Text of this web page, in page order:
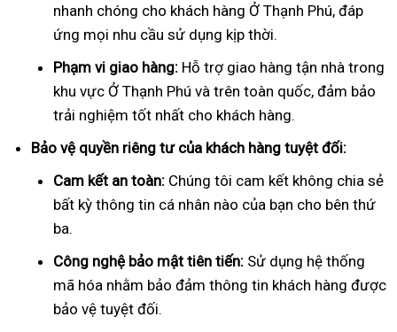
nhanh chóng cho khách hàng Ở Thạnh Phú, đáp
ứng mọi nhu cầu sử dụng kịp thời.
Phạm vi giao hàng: Hỗ trợ giao hàng tận nhà trong
khu vực Ở Thạnh Phú và trên toàn quốc, đảm bảo
trải nghiệm tốt nhất cho khách hàng.
Bảo vệ quyền riêng tư của khách hàng tuyệt đối:
Cam kết an toàn: Chúng tôi cam kết không chia sẻ
bất kỳ thông tin cá nhân nào của bạn cho bên thứ
ba.
Công nghệ bảo mật tiên tiến: Sử dụng hệ thống
mã hóa nhằm bảo đảm thông tin khách hàng được
bảo vệ tuyệt đối.